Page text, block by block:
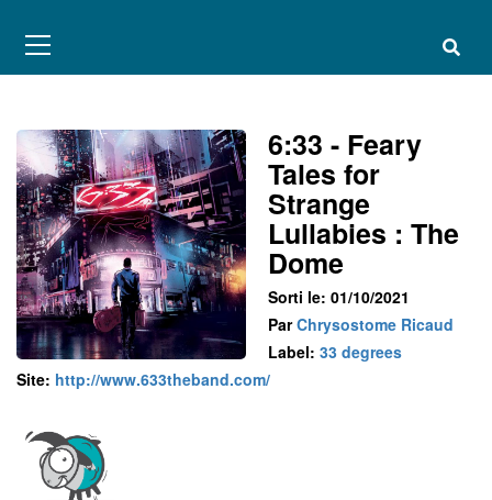
Menu
6:33 - Feary
Tales for
Strange
Lullabies : The
Dome
Sorti le: 01/10/2021
ParChrysostome Ricaud
Label: 33 degrees
Site: http://www.633theband.com/